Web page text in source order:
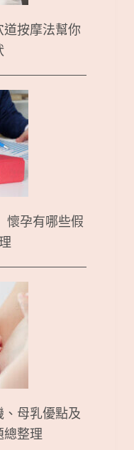
按摩法幫你
懷孕有哪些假
母乳優點及
整理